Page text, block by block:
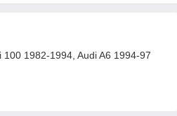
100 1982-1994, Audi A6 1994-97